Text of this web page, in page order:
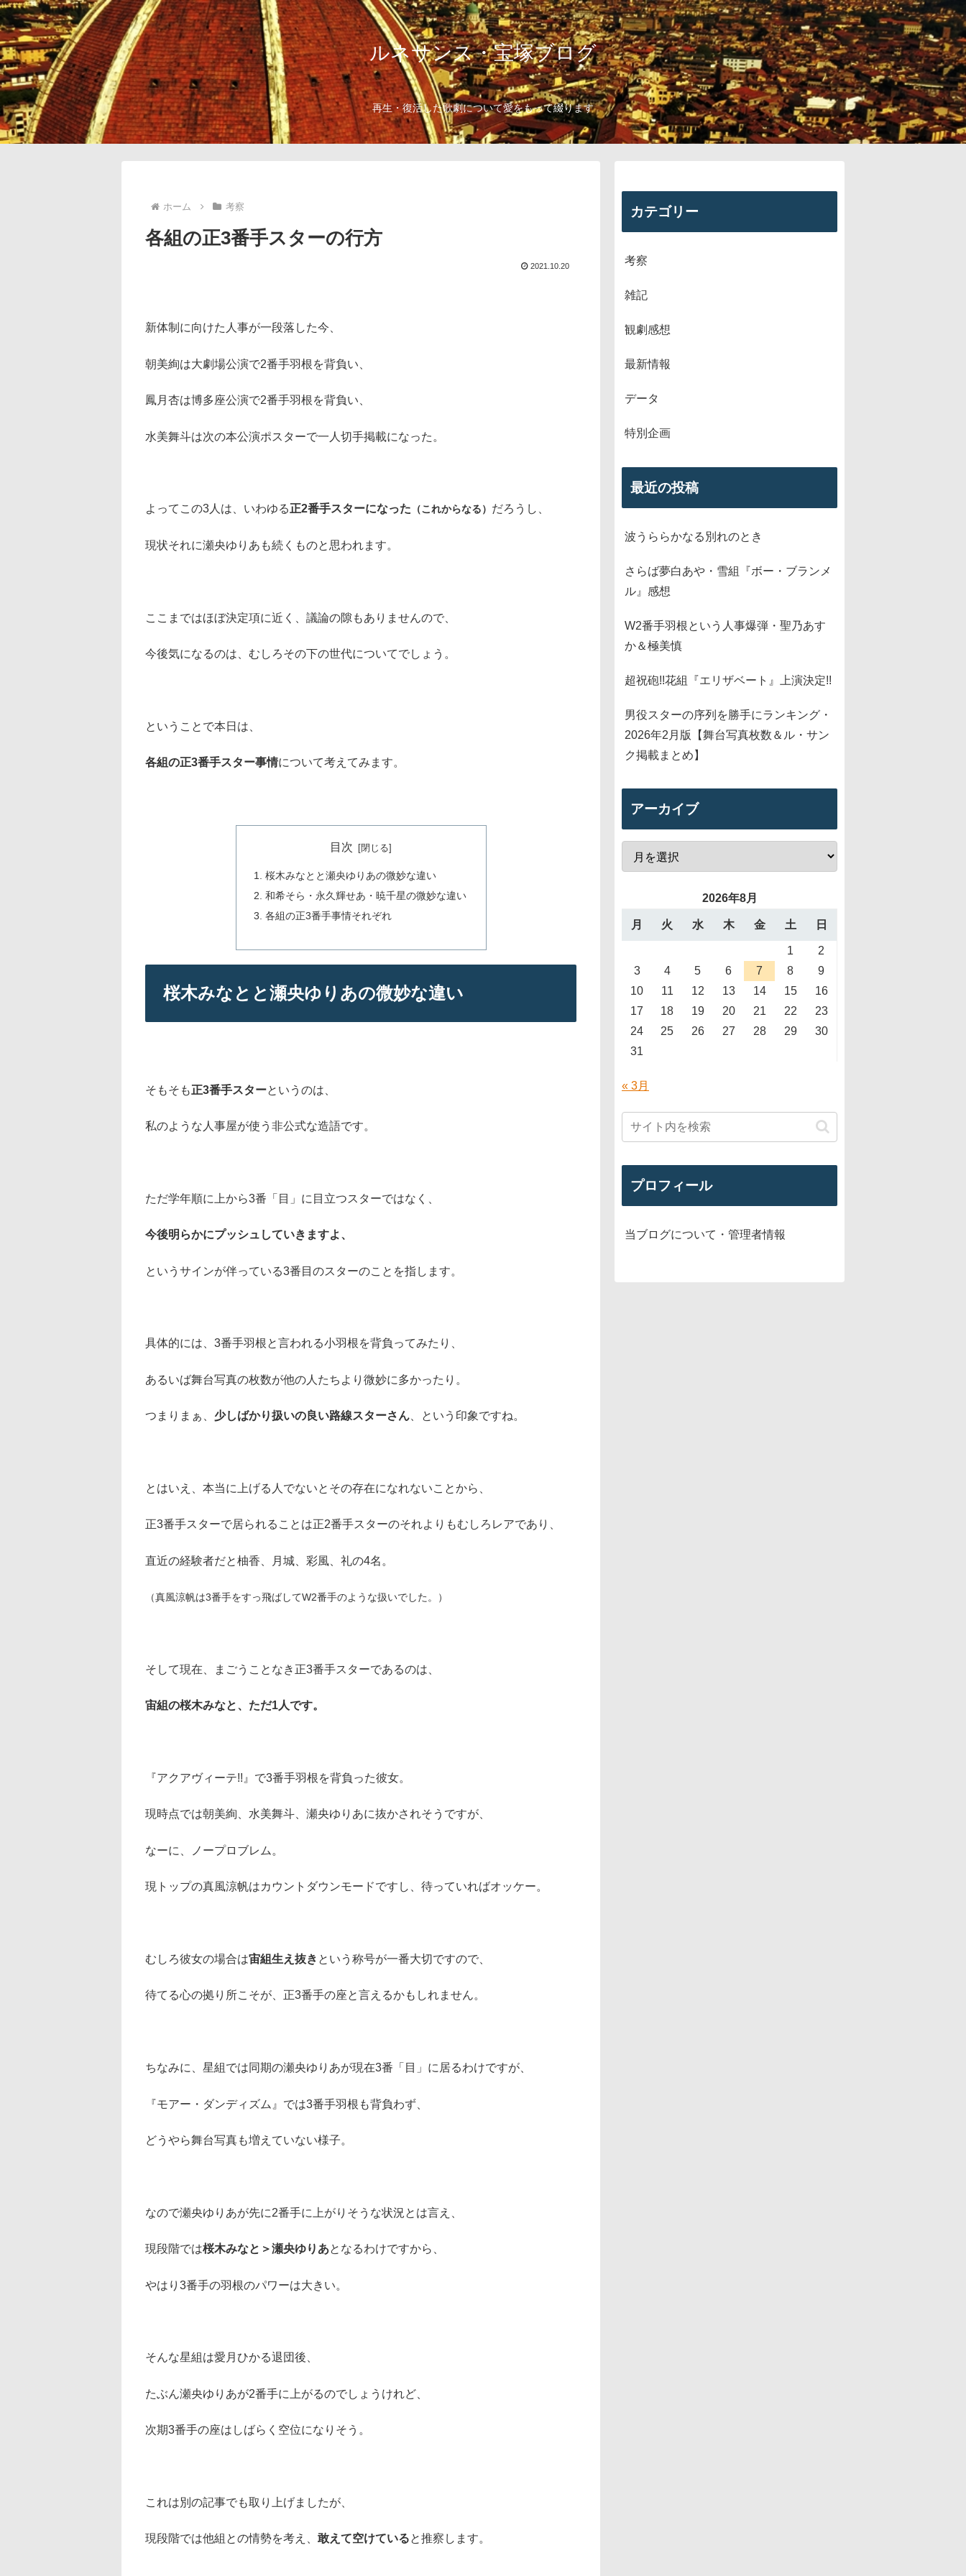
ルネサンス・宝塚ブログ
再生・復活した歌劇について愛をもって綴ります
ホーム 考察
各組の正3番手スターの行方
2021.10.20
新体制に向けた人事が一段落した今、
朝美絢は大劇場公演で2番手羽根を背負い、
鳳月杏は博多座公演で2番手羽根を背負い、
水美舞斗は次の本公演ポスターで一人切手掲載になった。
よってこの3人は、いわゆる正2番手スターになった （これからなる） だろうし、
現状それに瀬央ゆりあも続くものと思われます。
ここまではほぼ決定項に近く、議論の隙もありませんので、
今後気になるのは、むしろその下の世代についてでしょう。
ということで本日は、
各組の正3番手スター事情について考えてみます。
目次
桜木みなとと瀬央ゆりあの微妙な違い
和希そら・永久輝せあ・暁千星の微妙な違い
各組の正3番手事情それぞれ
桜木みなとと瀬央ゆりあの微妙な違い
そもそも正3番手スターというのは、
私のような人事屋が使う非公式な造語です。
ただ学年順に上から3番「目」に目立つスターではなく、
今後明らかにプッシュしていきますよ、
というサインが伴っている3番目のスターのことを指します。
具体的には、3番手羽根と言われる小羽根を背負ってみたり、
あるいば舞台写真の枚数が他の人たちより微妙に多かったり。
つまりまぁ、 少しばかり扱いの良い路線スターさん 、という印象ですね。
とはいえ、本当に上げる人でないとその存在になれないことから、
正3番手スターで居られることは正2番手スターのそれよりもむしろレアであり、
直近の経験者だと柚香、月城、彩風、礼の4名。
（真風涼帆は3番手をすっ飛ばしてW2番手のような扱いでした。）
そして現在、まごうことなき正3番手スターであるのは、
宙組の桜木みなと、ただ1人です。
『アクアヴィーテ!!』で3番手羽根を背負った彼女。
現時点では朝美絢、水美舞斗、瀬央ゆりあに抜かされそうですが、
なーに、ノープロブレム。
現トップの真風涼帆はカウントダウンモードですし、待っていればオッケー。
むしろ彼女の場合は宙組生え抜き という称号が一番大切ですので、
待てる心の拠り所こそが、正3番手の座と言えるかもしれません。
ちなみに、星組では同期の瀬央ゆりあが現在3番「目」に居るわけですが、
『モアー・ダンディズム』では3番手羽根も背負わず、
どうやら舞台写真も増えていない様子。
なので瀬央ゆりあが先に2番手に上がりそうな状況とは言え、
現段階では桜木みなと＞瀬央ゆりあとなるわけですから、
やはり3番手の羽根のパワーは大きい。
そんな星組は愛月ひかる退団後、
たぶん瀬央ゆりあが2番手に上がるのでしょうけれど、
次期3番手の座はしばらく空位になりそう。
これは別の記事でも取り上げましたが、
現段階では他組との情勢を考え、 敢えて空けていると推察します。
カテゴリー
考察
雑記
観劇感想
最新情報
データ
特別企画
最近の投稿
波うららかなる別れのとき
さらば夢白あや・雪組『ボー・ブランメ
ル』感想
W2番手羽根という人事爆弾・聖乃あす
か＆極美慎
超祝砲!!花組『エリザベート』上演決定!!
男役スターの序列を勝手にランキング・
2026年2月版【舞台写真枚数＆ル・サン
ク掲載まとめ】
アーカイブ
2026年8月
月 火 水 木 金 土 日
1
2
3
4 5 6 7 8
9
10
11 12 13 14 15
16
17
18 19 20 21 22
23
24
25 26 27 28 29
30
31
« 3月
プロフィール
当ブログについて・管理者情報